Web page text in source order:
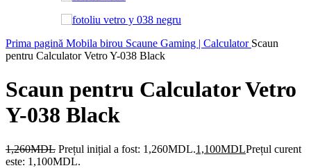
Prima pagină Mobila birou Scaune Gaming | Calculator Scaun
pentru Calculator Vetro Y-038 Black
Scaun pentru Calculator Vetro
Y-038 Black
1,260MDL Prețul inițial a fost: 1,260MDL.1,100MDLPrețul curent
este: 1,100MDL.